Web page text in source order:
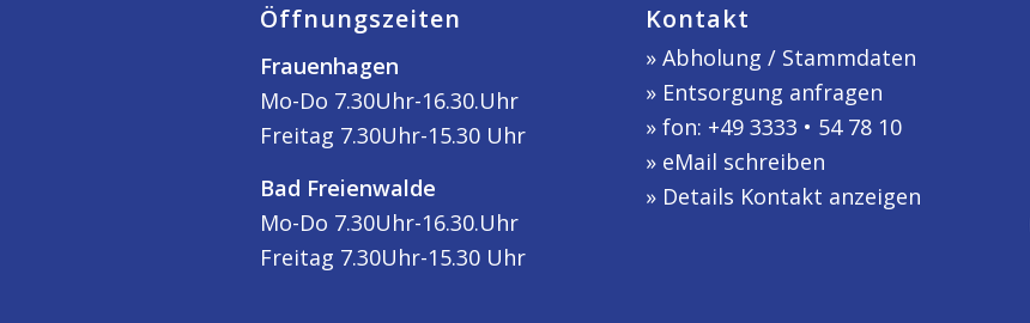
Öffnungszeiten
Frauenhagen
Mo-Do 7.30Uhr-16.30.Uhr
Freitag 7.30Uhr-15.30 Uhr
Bad Freienwalde
Mo-Do 7.30Uhr-16.30.Uhr
Freitag 7.30Uhr-15.30 Uhr
Kontakt
» Abholung / Stammdaten
» Entsorgung anfragen
» fon: +49 3333 • 54 78 10
» eMail schreiben
» Details Kontakt anzeigen